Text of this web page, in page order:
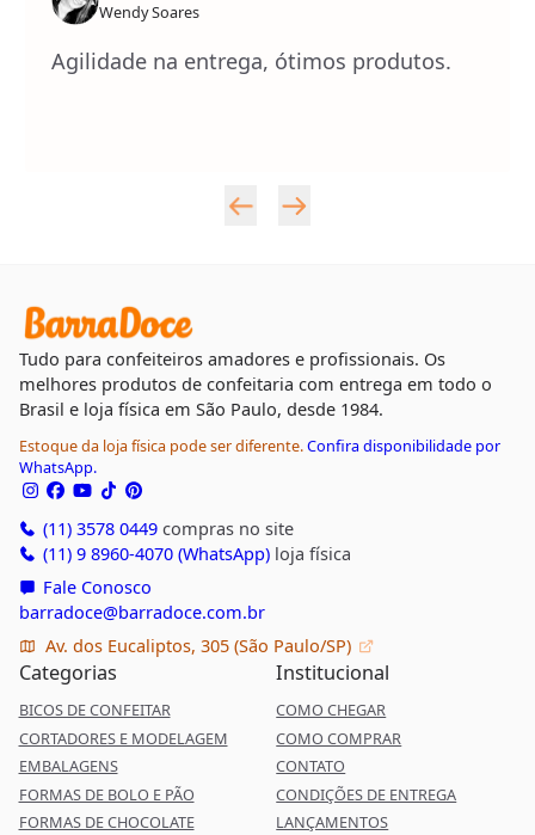
Wendy Soares
Agilidade na entrega, ótimos produtos.
Tudo para confeiteiros amadores e profissionais. Os
melhores produtos de confeitaria com entrega em todo o
Brasil e loja física em São Paulo, desde 1984.
Estoque da loja física pode ser diferente.Confira disponibilidade por
WhatsApp.
(11) 3578 0449compras no site
(11) 9 8960-4070 (WhatsApp)loja física
Fale Conosco
barradoce@barradoce.com.br
Av. dos Eucaliptos, 305 (São Paulo/SP)
Categorias
BICOS DE CONFEITAR
CORTADORES E MODELAGEM
EMBALAGENS
FORMAS DE BOLO E PÃO
FORMAS DE CHOCOLATE
Institucional
COMO CHEGAR
COMO COMPRAR
CONTATO
CONDIÇÕES DE ENTREGA
LANÇAMENTOS